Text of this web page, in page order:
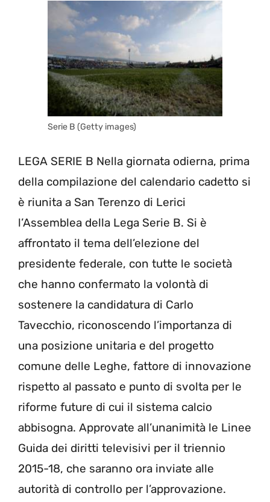
Serie B (Getty images)
LEGA SERIE B Nella giornata odierna, prima
della compilazione del calendario cadetto si
è riunita a San Terenzo di Lerici
l’Assemblea della Lega Serie B. Si è
affrontato il tema dell’elezione del
presidente federale, con tutte le società
che hanno confermato la volontà di
sostenere la candidatura di Carlo
Tavecchio, riconoscendo l’importanza di
una posizione unitaria e del progetto
comune delle Leghe, fattore di innovazione
rispetto al passato e punto di svolta per le
riforme future di cui il sistema calcio
abbisogna. Approvate all’unanimità le Linee
Guida dei diritti televisivi per il triennio
2015-18, che saranno ora inviate alle
autorità di controllo per l’approvazione.